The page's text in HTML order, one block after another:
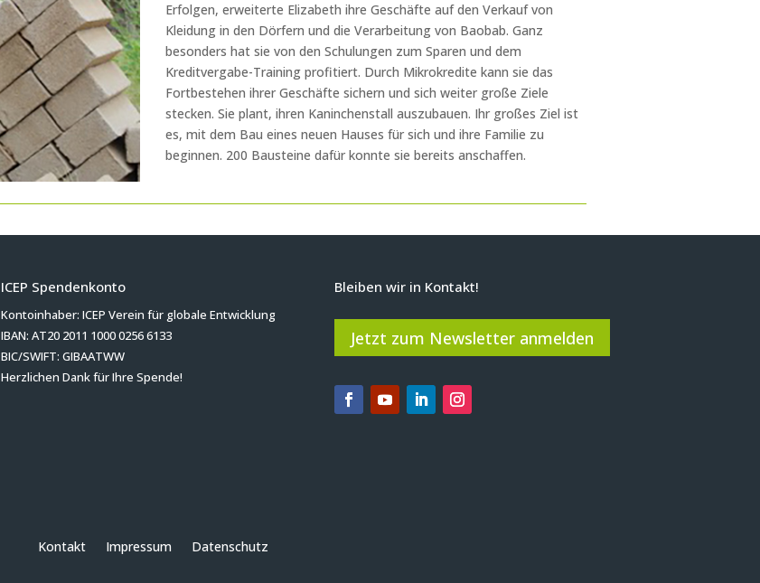
Erfolgen, erweiterte Elizabeth ihre Geschäfte auf den Verkauf von
Kleidung in den Dörfern und die Verarbeitung von Baobab. Ganz
besonders hat sie von den Schulungen zum Sparen und dem
Kreditvergabe-Training profitiert. Durch Mikrokredite kann sie das
Fortbestehen ihrer Geschäfte sichern und sich weiter große Ziele
stecken. Sie plant, ihren Kaninchenstall auszubauen. Ihr großes Ziel ist
es, mit dem Bau eines neuen Hauses für sich und ihre Familie zu
beginnen. 200 Bausteine dafür konnte sie bereits anschaffen.
ICEP Spendenkonto
Kontoinhaber: ICEP Verein für globale Entwicklung
IBAN: AT20 2011 1000 0256 6133
BIC/SWIFT: GIBAATWW
Herzlichen Dank für Ihre Spende!
Bleiben wir in Kontakt!
Jetzt zum Newsletter anmelden
Kontakt Impressum Datenschutz